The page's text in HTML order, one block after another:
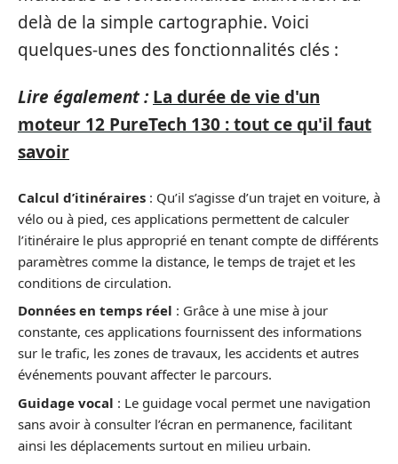
delà de la simple cartographie. Voici
quelques-unes des fonctionnalités clés :
Lire également : La durée de vie d'un
moteur 12 PureTech 130 : tout ce qu'il faut
savoir
Calcul d’itinéraires : Qu’il s’agisse d’un trajet en voiture, à
vélo ou à pied, ces applications permettent de calculer
l’itinéraire le plus approprié en tenant compte de différents
paramètres comme la distance, le temps de trajet et les
conditions de circulation.
Données en temps réel : Grâce à une mise à jour
constante, ces applications fournissent des informations
sur le trafic, les zones de travaux, les accidents et autres
événements pouvant affecter le parcours.
Guidage vocal : Le guidage vocal permet une navigation
sans avoir à consulter l’écran en permanence, facilitant
ainsi les déplacements surtout en milieu urbain.